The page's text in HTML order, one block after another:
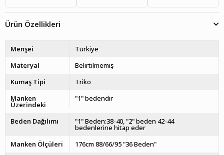
Ürün Özellikleri
Menşei
Türkiye
Materyal
Belirtilmemiş
Kumaş Tipi
Triko
Manken
Üzerindeki
"1" bedendir
Beden Dağılımı "1" Beden:38-40, "2" beden 42-44
bedenlerine hitap eder
Manken Ölçüleri
176cm 88/66/95 "36 Beden"